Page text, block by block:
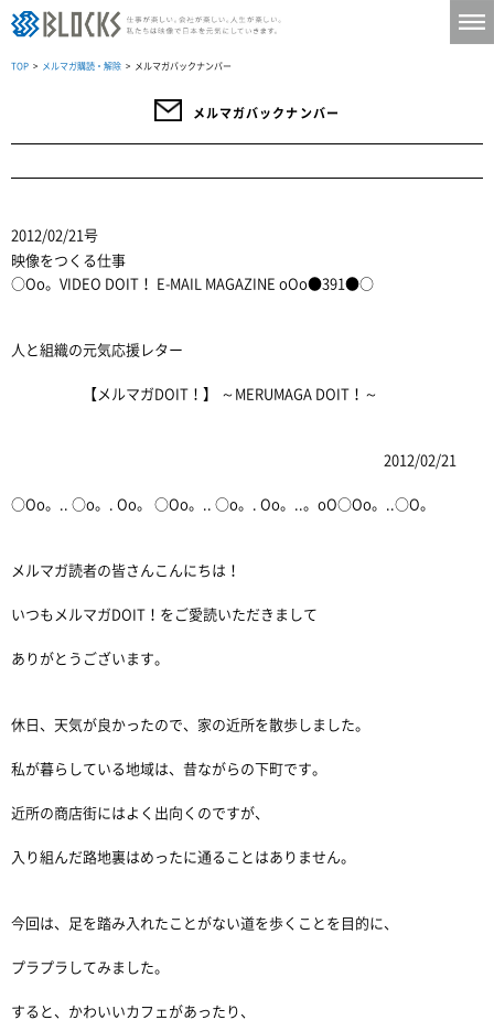
TOP > メルマガ購読・解除 > メルマガバックナンバー
メルマガバックナンバー
2012/02/21号
映像をつくる仕事
○Oo。VIDEO DOIT！ E-MAIL MAGAZINE oOo●391●○
人と組織の元気応援レター
【メルマガDOIT！】 ～MERUMAGA DOIT！～
2012/02/21
○Oo。.. ○o。. Oo。 ○Oo。.. ○o。. Oo。..。oO○Oo。..○O。
メルマガ読者の皆さんこんにちは！
いつもメルマガDOIT！をご愛読いただきまして
ありがとうございます。
休日、天気が良かったので、家の近所を散歩しました。
私が暮らしている地域は、昔ながらの下町です。
近所の商店街にはよく出向くのですが、
入り組んだ路地裏はめったに通ることはありません。
今回は、足を踏み入れたことがない道を歩くことを目的に、
プラプラしてみました。
すると、かわいいカフェがあったり、